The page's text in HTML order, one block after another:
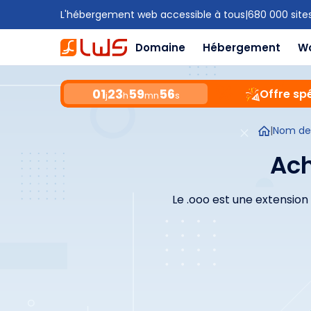
L'hébergement web accessible à tous|680 000
Domaine Hébergement
01j23h59mn55s Offre
|Nom
Le .ooo est une